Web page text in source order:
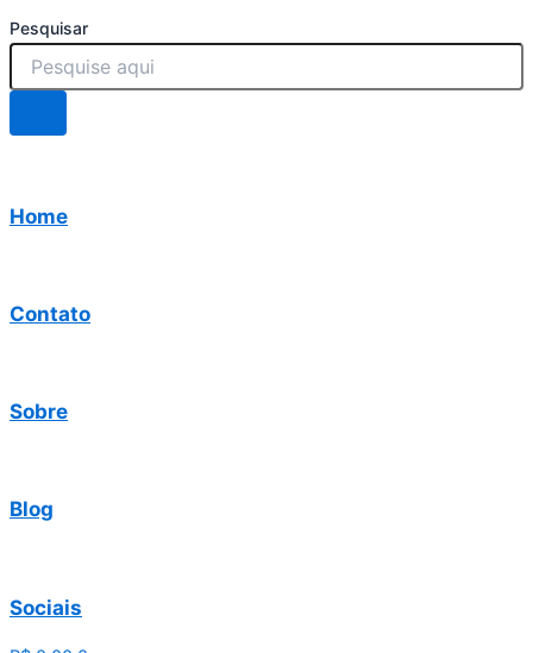
Pesquisar
Home
Contato
Sobre
Blog
Sociais